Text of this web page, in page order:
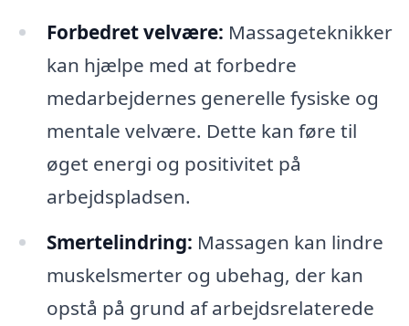
Forbedret velvære: Massageteknikker
kan hjælpe med at forbedre
medarbejdernes generelle fysiske og
mentale velvære. Dette kan føre til
øget energi og positivitet på
arbejdspladsen.
Smertelindring: Massagen kan lindre
muskelsmerter og ubehag, der kan
opstå på grund af arbejdsrelaterede